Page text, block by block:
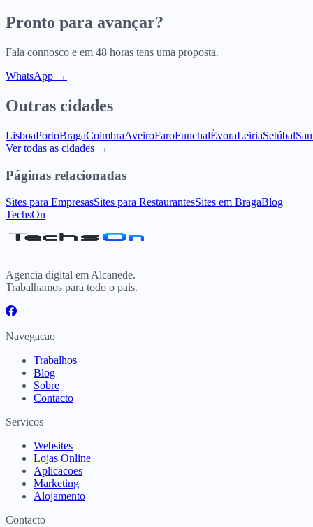
Pronto para avançar?
Fala connosco e em 48 horas tens uma proposta.
WhatsApp →
Outras cidades
LisboaPortoBragaCoimbraAveiroFaroFunchalÉvoraLeiriaSetúbal
Ver todas as cidades →
Páginas relacionadas
Sites para EmpresasSites para RestaurantesSites em BragaBlog
TechsOn
Agencia digital em Alcanede.
Trabalhamos para todo o pais.
Navegacao
Trabalhos
Blog
Sobre
Contacto
Servicos
Websites
Lojas Online
Aplicacoes
Marketing
Alojamento
Contacto